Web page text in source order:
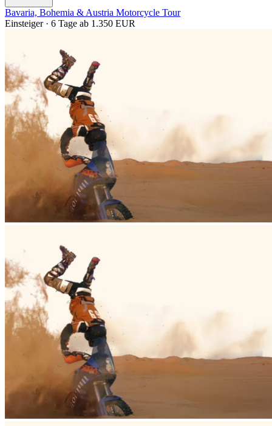
Bavaria, Bohemia & Austria Motorcycle Tour
Einsteiger · 6 Tage ab 1.350 EUR